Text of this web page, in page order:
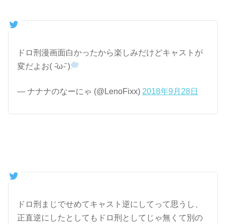
ドロ刑漫画面白かったから楽しみだけどキャストが
変だよお( -᷄ω-᷅ )
— ナナナのなーにゃ (@LenoFixx) 2018年9月28日
ドロ刑まじでせめてキャスト逆にしてって思うし、
正直逆にしたとしてもドロ刑としてじゃ無くて別の